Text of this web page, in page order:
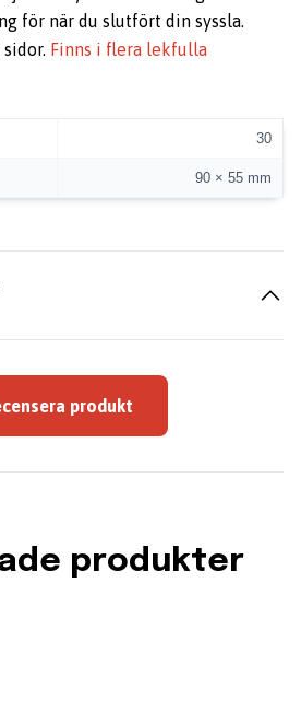
för när du slutfört din syssla.
Finns i flera lekfulla
30
90 × 55 mm
produkt
produkter